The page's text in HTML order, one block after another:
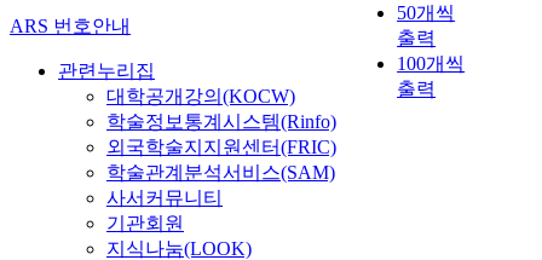
50개씩
출력
100개씩
출력
ARS 번호안내
관련누리집
대학공개강의(KOCW)
학술정보통계시스템(Rinfo)
외국학술지지원센터(FRIC)
학술관계분석서비스(SAM)
사서커뮤니티
기관회원
지식나눔(LOOK)